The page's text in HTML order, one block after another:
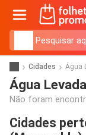
Cidades Água
Água
Não foram
Cidades